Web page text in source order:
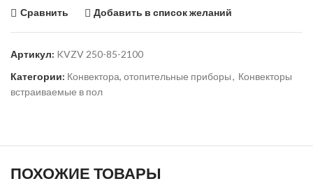
Сравнить Добавить в список желаний
Артикул: KVZV 250-85-2100
Категории: Конвектора, отопительные приборы, Конвекторы
встраиваемые в пол
ПОХОЖИЕ ТОВАРЫ